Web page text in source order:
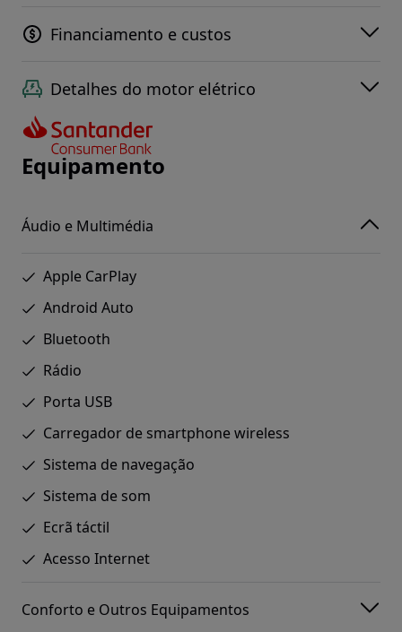
Financiamento e custos
Detalhes do motor elétrico
Equipamento
Áudio e Multimédia
Apple CarPlay
Android Auto
Bluetooth
Rádio
Porta USB
Carregador de smartphone wireless
Sistema de navegação
Sistema de som
Ecrã táctil
Acesso Internet
Conforto e Outros Equipamentos